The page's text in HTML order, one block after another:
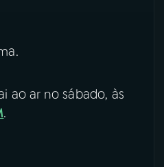
ao ar no sábado, às
.